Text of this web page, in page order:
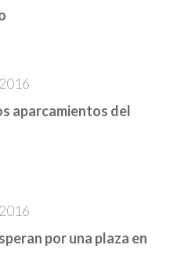
aparcamientos del
por una plaza en